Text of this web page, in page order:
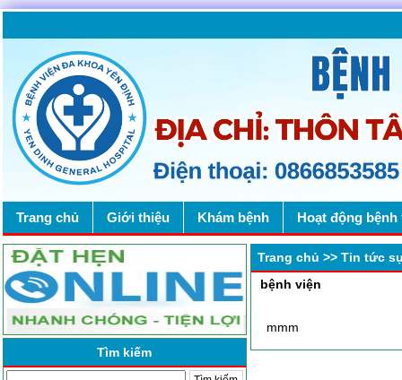
Trang chủ Giới thiệu Khám bệnh Hoạt động bệnh
Tìm kiếm
Trang chủ >> Tin tức
bệnh viện
mmm